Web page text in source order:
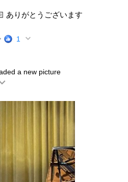
ありがとうございます
1
a new picture